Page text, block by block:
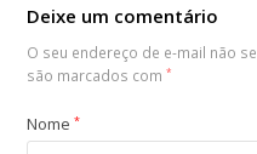
Deixe um comentário
O seu endereço de e-mail não
são marcados com*
Nome*